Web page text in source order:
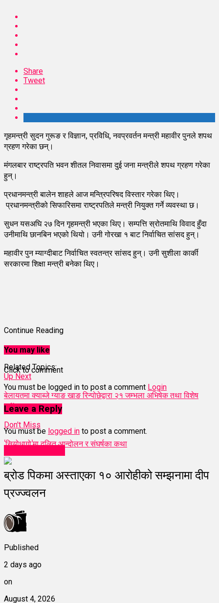
Share
Tweet
गृहमन्त्री सुदन गुरूङ र विज्ञान, प्रविधि, नवप्रवर्तन मन्त्री महावीर पुनले शपथ
ग्रहण गरेका छन्।
मंगलबार राष्ट्रपति भवन शीतल निवासमा दुई जना मन्त्रीले शपथ ग्रहण गरेका
हुन्।
प्रधानमन्त्री बालेन शाहले आज मन्त्रिपरिषद विस्तार गरेका थिए।
प्रधानमन्त्रीको सिफारिसमा राष्ट्रपतिले मन्त्री नियुक्त गर्ने व्यवस्था छ।
सुधन यसअघि २७ दिन गृहमन्त्री भएका थिए। सम्पत्ति स्रोतमाथि विवाद हुँदा
उनीमाथि छानबिन भएको थियो। उनी गोरखा १ बाट निर्वाचित सांसद हुन्।
महावीर पुन म्याग्दीबाट निर्वाचित स्वतन्त्र सांसद हुन्। उनी सुशीला कार्की
सरकारमा शिक्षा मन्त्री बनेका थिए।
Related Topics:
Up Next
बेलायतमा क्याब्जे ग्याङ खाङ रिन्पोछेद्वारा २१ जम्भला अभिषेक तथा विशेष
धर्मदेशना
Don't Miss
‘सियोधागो’मा दलित आन्दोलन र संघर्षका कथा
Continue Reading
You may like
Click to comment
You must be logged in to post a comment Login
Leave a Reply
You must be logged in to post a comment.
ब्रोड पिकमा अस्ताएका १० आरोहीको सम्झनामा दीप
प्रज्ज्वलन
Published
2 days ago
on
August 4, 2026